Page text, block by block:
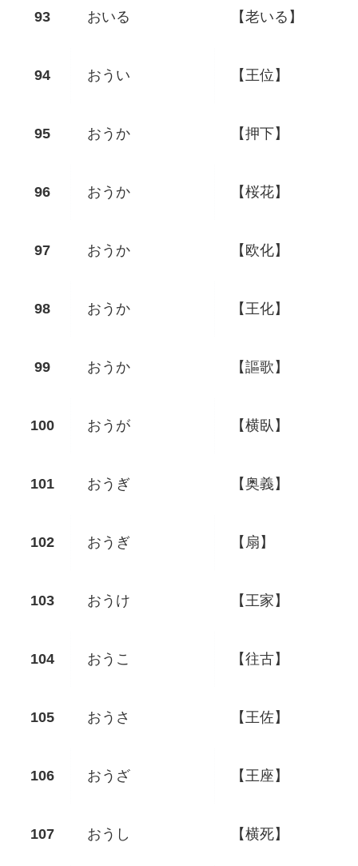
おいる 【老いる】
おうい 【王位】
おうか 【押下】
おうか 【桜花】
おうか 【欧化】
おうか 【王化】
おうか 【謳歌】
おうが 【横臥】
おうぎ 【奥義】
おうぎ 【扇】
おうけ 【王家】
おうこ 【往古】
おうさ 【王佐】
おうざ 【王座】
おうし 【横死】